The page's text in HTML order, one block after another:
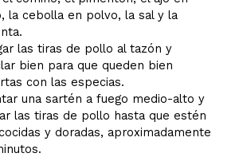
la cebolla en polvo, la sal y la
las tiras de pollo al tazón y
bien para que queden bien
con las especias.
una sartén a fuego medio-alto y
las tiras de pollo hasta que estén
y doradas, aproximadamente